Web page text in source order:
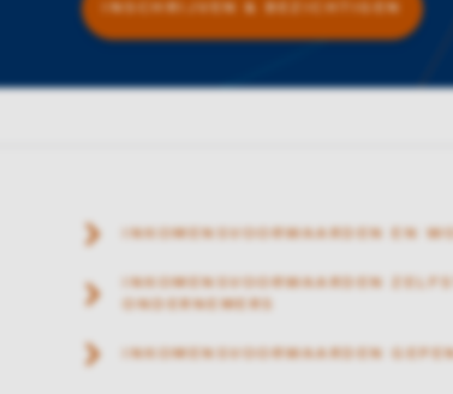
INSCHRIJVEN & BEZICHTIGEN
INKOMENSVOORWAARDEN EN
INKOMENSVOORWAARDEN
ONDERNEMERS
INKOMENSVOORWAARDEN